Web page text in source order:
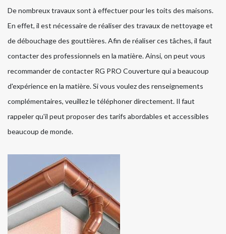
De nombreux travaux sont à effectuer pour les toits des maisons.
En effet, il est nécessaire de réaliser des travaux de nettoyage et
de débouchage des gouttières. Afin de réaliser ces tâches, il faut
contacter des professionnels en la matière. Ainsi, on peut vous
recommander de contacter RG PRO Couverture qui a beaucoup
d'expérience en la matière. Si vous voulez des renseignements
complémentaires, veuillez le téléphoner directement. Il faut
rappeler qu'il peut proposer des tarifs abordables et accessibles
beaucoup de monde.